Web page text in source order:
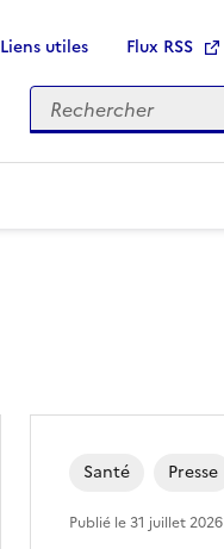
Liens utiles Flux RSS
Rechercher
Santé Presse
Publié le31 juillet 2026